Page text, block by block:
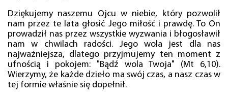
Dziękujemy naszemu Ojcu w niebie, który pozwolił
nam przez te lata głosić Jego miłość i prawdę. To On
prowadził nas przez wszystkie wyzwania i błogosławił
nam w chwilach radości. Jego wola jest dla nas
najważniejsza, dlatego przyjmujemy ten moment z
ufnością i pokojem: "Bądź wola Twoja" (Mt 6,10).
Wierzymy, że każde dzieło ma swój czas, a nasz czas w
tej formie właśnie się dopełnił.